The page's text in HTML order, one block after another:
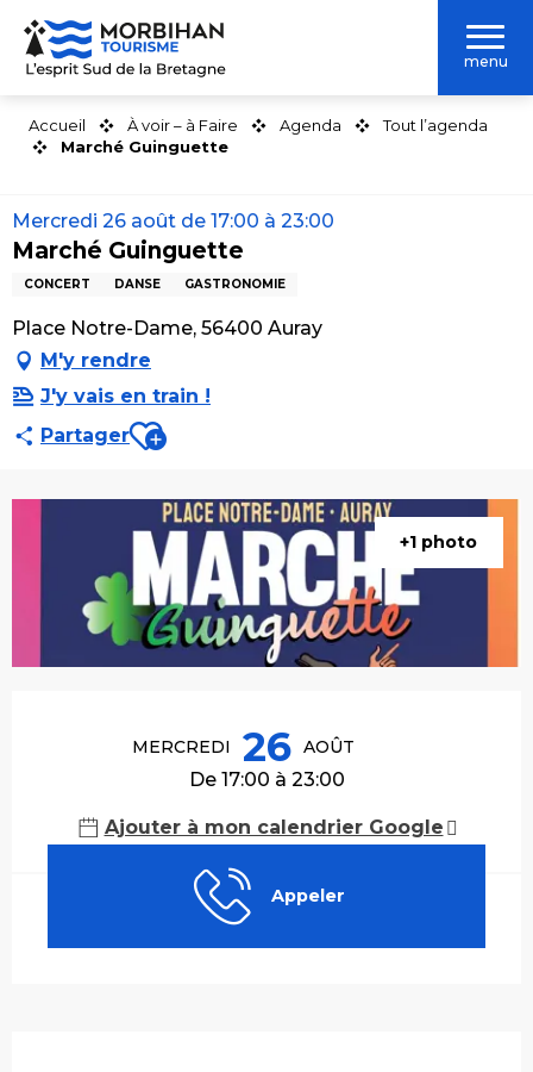
Aller
contenu
menu
Accueil À voir – à Faire Agenda
Tout l’agenda
Marché Guinguette
Mercredi 26 août de 17:00 à 23:00
Marché Guinguette
CONCERT DANSE GASTRONOMIE
Place Notre-Dame, 56400 Auray
M'y rendre
J'y vais en train !
PartagerAjouter aux favoris
+1 photo
MERCREDI 26 AOÛT
De 17:00 à 23:00
Ajouter à mon calendrier Google
Appeler